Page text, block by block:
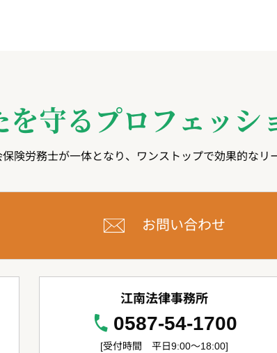
を守るプロフェッシ
険労務士が一体となり、ワンストップで効果的なリ
お問い合わせ
江南法律事務所
0587-54-1700
[受付時間 平日9:00～18:00]